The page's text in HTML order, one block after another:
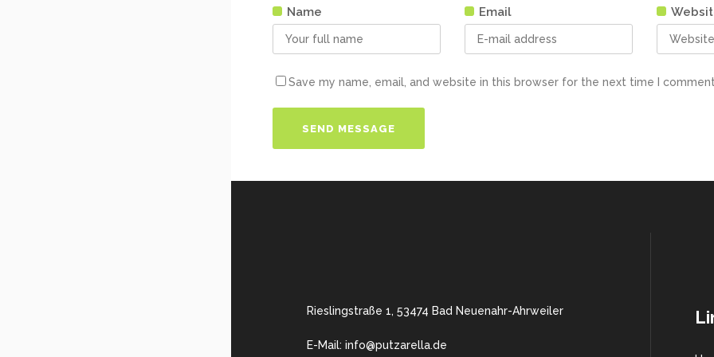
Name Email
Save my name, email, and website in this browser for the next time I comment.
Rieslingstraße 1, 53474 Bad Neuenahr-Ahrweiler
E-Mail: info@putzarella.de